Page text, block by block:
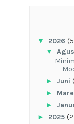
▼ 2026
▼
► Juni
►
►
► 2025